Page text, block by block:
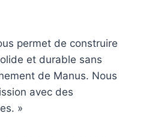
permet de construire
et durable sans
de Manus. Nous
avec des
»